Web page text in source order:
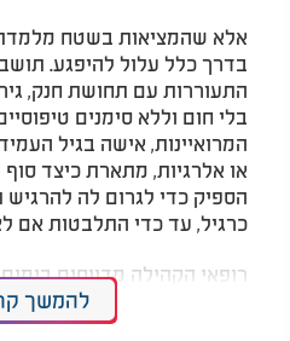
אלא שהמציאות בשטח
בדרך כלל עלול להיפגע.
התעוררות עם תחושת חנק,
בלי חום וללא סימנים
המרואיינות, אישה בגיל
או אלרגיות, מתארת כיצד
הספיק כדי לגרום לה
כרגיל, עד כדי התלבטות אם
רופאי הקהילה מדווחים
ניכרת במספר הפונים עם
כשמבחינה רפואית הבדיקות
להמשך